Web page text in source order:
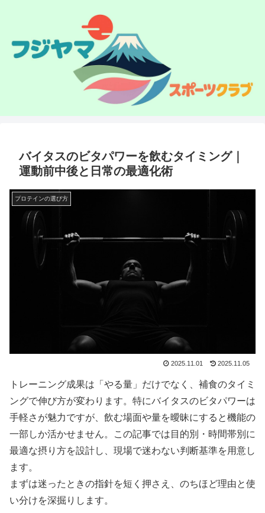
バイタスのビタパワーを飲むタイミング｜
運動前中後と日常の最適化術
プロテインの選び方
2025.11.01 2025.11.05
トレーニング成果は「やる量」だけでなく、補食のタイミ
ングで伸び方が変わります。特にバイタスのビタパワーは
手軽さが魅力ですが、飲む場面や量を曖昧にすると機能の
一部しか活かせません。この記事では目的別・時間帯別に
最適な摂り方を設計し、現場で迷わない判断基準を用意し
ます。
まずは迷ったときの指針を短く押さえ、のちほど理由と使
い分けを深掘りします。